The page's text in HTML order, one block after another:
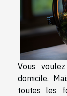
Vous
domicile.
toutes les